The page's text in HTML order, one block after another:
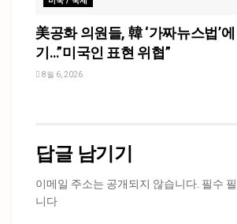
美공화 의원들, 韓 ‘가짜뉴스법’에
기…”미국인 표현 위협”
8월 6, 2026
답글 남기기
이메일 주소는 공개되지 않습니다. 필수
니다